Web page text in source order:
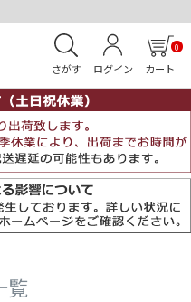
さがす ログイン カート
0
覧